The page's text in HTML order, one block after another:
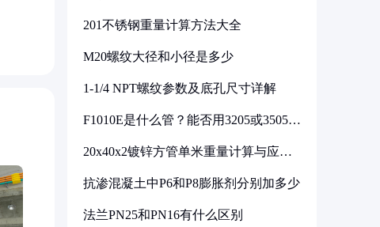
201不锈钢重量计算方法大全
M20螺纹大径和小径是多少
1-1/4 NPT螺纹参数及底孔尺寸详解
F1010E是什么管？能否用3205或3505代
20x40x2镀锌方管单米重量计算与应用
抗渗混凝土中P6和P8膨胀剂分别加多少
法兰PN25和PN16有什么区别